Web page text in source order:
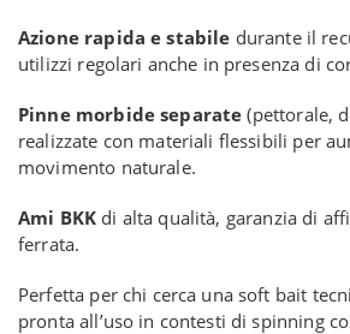
Azione rapida e stabile durante il
utilizzi regolari anche in presenza di
Pinne morbide separate (pettorale,
realizzate con materiali flessibili per
movimento naturale.
Ami BKK di alta qualità, garanzia di
ferrata.
Perfetta per chi cerca una soft bait
pronta all’uso in contesti di spinning